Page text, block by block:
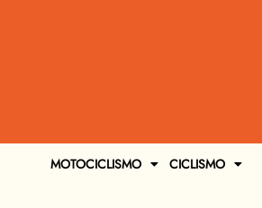
MOTOCICLISMO CICLISMO